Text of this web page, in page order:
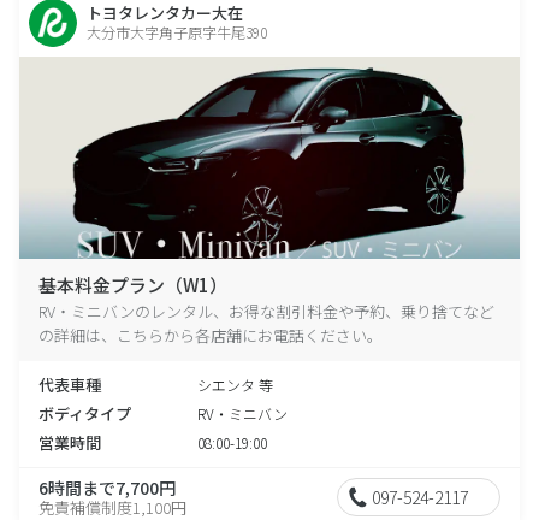
トヨタレンタカー大在
大分市大字角子原字牛尾390
基本料金プラン（W1）
RV・ミニバンのレンタル、お得な割引料金や予約、乗り捨てなど
の詳細は、こちらから各店舗にお電話ください。
代表車種 シエンタ 等
ボディタイプ RV・ミニバン
営業時間 08:00-19:00
6時間まで7,700円
免責補償制度1,100円 097-524-2117